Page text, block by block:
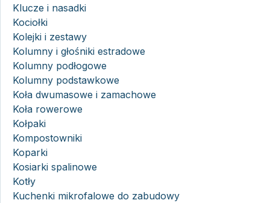
Klucze i nasadki
Kociołki
Kolejki i zestawy
Kolumny i głośniki estradowe
Kolumny podłogowe
Kolumny podstawkowe
Koła dwumasowe i zamachowe
Koła rowerowe
Kołpaki
Kompostowniki
Koparki
Kosiarki spalinowe
Kotły
Kuchenki mikrofalowe do zabudowy